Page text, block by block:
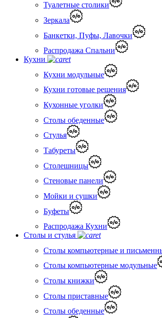
Туалетные столики
Зеркала
Банкетки, Пуфы, Лавочки
Распродажа Спальни
Кухни
Кухни модульные
Кухни готовые решения
Кухонные уголки
Столы обеденные
Стулья
Табуреты
Столешницы
Стеновые панели
Мойки и сушки
Буфеты
Распродажа Кухни
Столы и стулья
Столы компьютерные и
Столы компьютерные модульные
Столы книжки
Столы приставные
Столы обеденные